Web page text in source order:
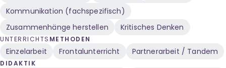
Kommunikation (fachspezifisch)
Zusammenhänge herstellen
Kritisches Denken
UNTERRICHTS METHODEN
Einzelarbeit Frontalunterricht Partnerarbeit / Tandem
DIDAKTIK